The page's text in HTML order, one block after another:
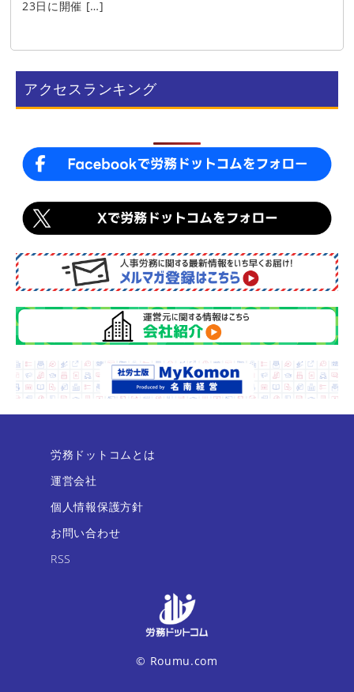
23日に開催 […]
アクセスランキング
労務ドットコムとは
運営会社
個人情報保護方針
お問い合わせ
RSS
© Roumu.com